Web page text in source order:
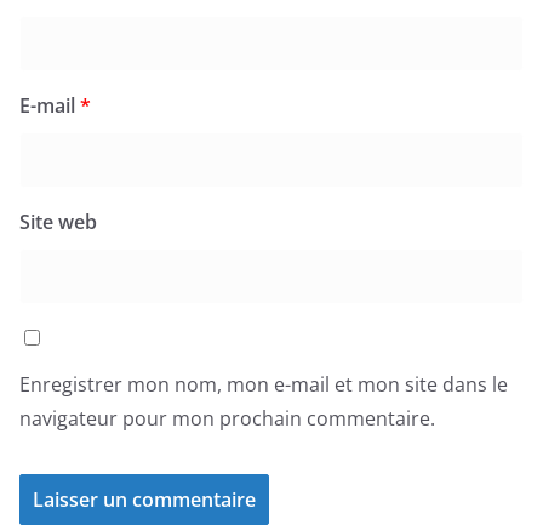
E-mail*
Site web
Enregistrer mon nom, mon e-mail et mon site dans le
navigateur pour mon prochain commentaire.